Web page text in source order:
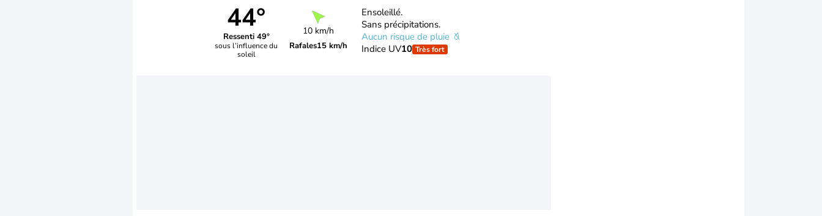
44°
Ressenti 49°
sous l’influence du
soleil
10 km/h
Rafales15 km/h
Ensoleillé.
Sans précipitations.
Aucun risque de pluie
Indice UV10 Très fort